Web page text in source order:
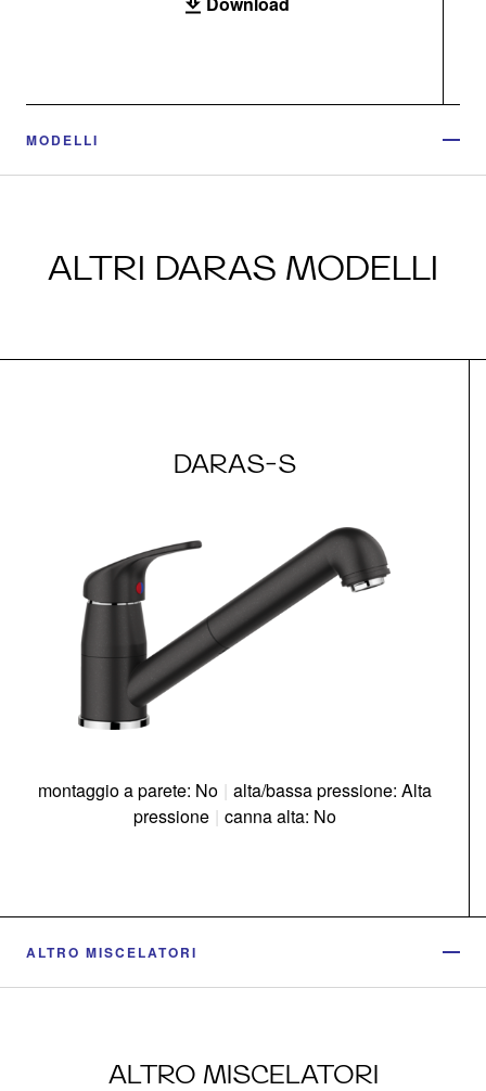
MODELLI
ALTRI DARAS MODELLI
DARAS-S
montaggio a parete: No | alta/bassa pressione: Alta
pressione | canna alta: No
ALTRO MISCELATORI
ALTRO MISCELATORI